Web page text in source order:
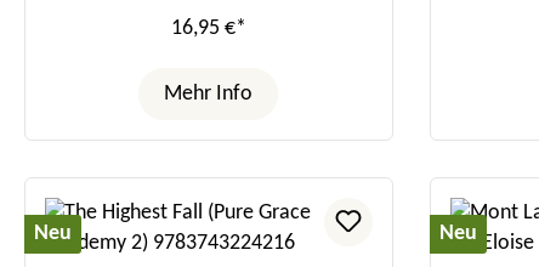
16,95 €*
Mehr Info
Neu Neu